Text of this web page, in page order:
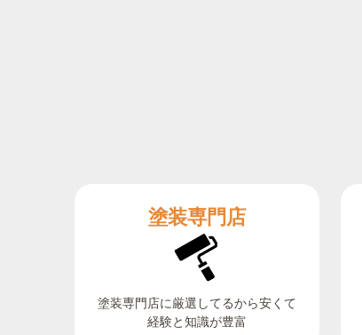
塗装専門店
塗装専門店に厳選してるから安くて
経験と知識が豊富